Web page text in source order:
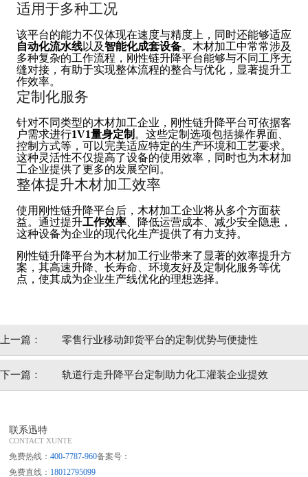
适用于多种工况
该平台的能力不仅体现在速度与精度上，同时还能够适应
自动化流水线以及智能化成套设备。木材加工中常常涉及
多种复杂的工作流程，刚性链升降平台能够与不同工序无
缝对接，有助于实现整体流程的整合与优化，显著提升工
作效率。
定制化服务
针对不同类型的木材加工企业，刚性链升降平台可依据客
户需求进行1V1量身定制 。这些定制选项包括操作界面、
控制方式等，可以完美适应特定的生产环境和工艺要求。
这种灵活性不仅提高了设备的使用效率，同时也为木材加
工企业提供了更多的发展空间。
整体提升木材加工效率
使用刚性链升降平台后，木材加工企业将从多个方面获
益。通过提升工作效率、降低运营成本、减少安全隐患，
这种设备为企业的现代化生产提供了有力支持。
刚性链升降平台为木材加工行业带来了显著的效率提升方
案，其高速升降、长寿命、环境友好及定制化服务等优
点，使其成为企业生产线优化的理想选择。
上一篇： 零售行业移动卸货平台的定制优势与便捷性
下一篇： 轨道行走升降平台定制助力化工灌装企业提效
联系迅特
CONTACT XUNTE
免费热线：400-7787-960备案号：
免费直线： 18012795099